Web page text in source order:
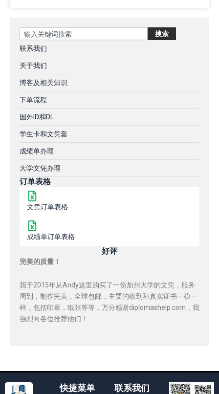
Search 搜索
联系我们
关于我们
博客及相关知识
下单流程
国外ID和DL
学生卡和文凭套
成绩单办理
大学文凭办理
订单表格
文凭订单表格
成绩单订单表格
好评
完美的质量！
我于2015年从Andy这里购买了一份加州大学的文凭，服务
周到，制作完美，全球包邮，主要的收到和真实证书一模一
样，包括印章，纸张等等，万分感谢diplomashelp.com，我
强烈向各位推荐他们！
快捷菜单 联系我们